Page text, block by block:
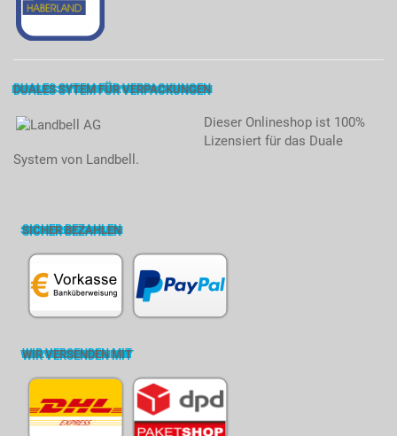
DUALES SYTEM FÜR VERPACKUNGEN
Dieser Onlineshop ist 100%
Lizensiert für das Duale
System von Landbell.
SICHER BEZAHLEN
WIR VERSENDEN MIT